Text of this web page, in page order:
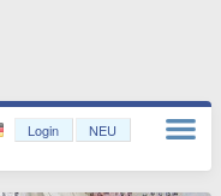
Login NEU